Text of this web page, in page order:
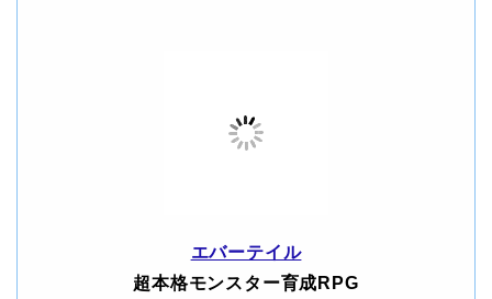
エバーテイル
超本格モンスター育成RPG